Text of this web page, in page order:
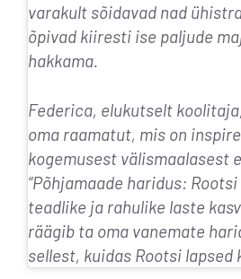
varakult sõidavad nad
õpivad kiiresti ise paljude
hakkama.
Federica, elukutselt
oma raamatut, mis on
kogemusest välismaalasest
“Põhjamaade haridus:
teadlike ja rahulike laste
räägib ta oma vanemate
sellest, kuidas Rootsi lapsed